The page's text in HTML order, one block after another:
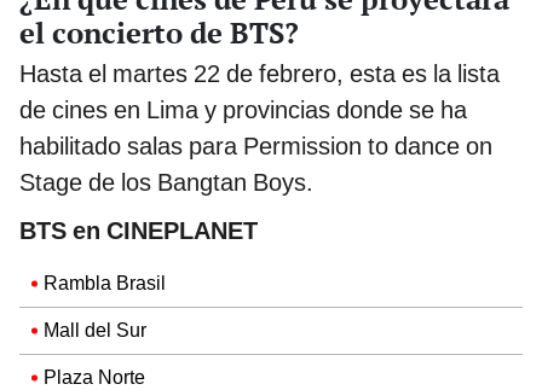
el concierto de BTS?
Hasta el martes 22 de febrero, esta es la lista
de cines en Lima y provincias donde se ha
habilitado salas para Permission to dance on
Stage de los Bangtan Boys.
BTS en CINEPLANET
Rambla Brasil
Mall del Sur
Plaza Norte